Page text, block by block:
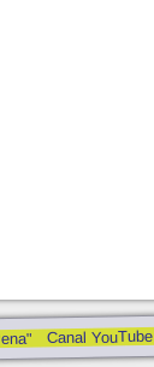
Canal YouTube